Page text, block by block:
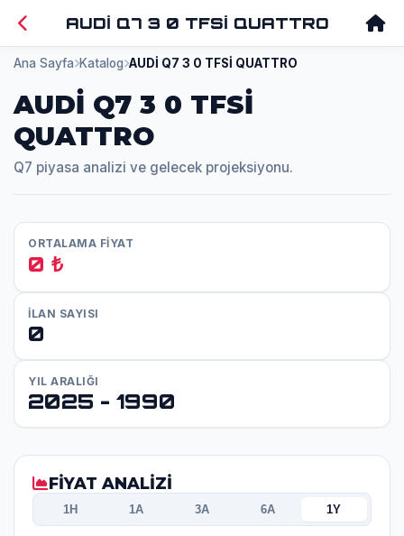
AUDİ Q7 3 0 TFSİ QUATTRO
Ana Sayfa Katalog AUDİ Q7 3 0 TFSİ QUATTRO
AUDİ Q7 3 0 TFSİ
QUATTRO
Q7 piyasa analizi ve gelecek projeksiyonu.
ORTALAMA FİYAT
0 ₺
İLAN SAYISI
0
YIL ARALIĞI
2025 - 1990
FİYAT ANALİZİ
1H 1A 3A 6A 1Y